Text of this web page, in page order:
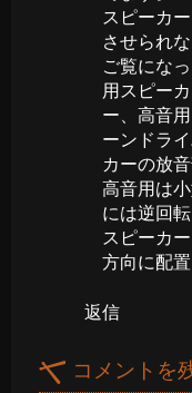
スピーカ
させられ
ご覧にな
用スピー
ー、高音
ーンドラ
カーの放
高音用は
には逆回転
スピーカ
方向に配置
返信
コメントを